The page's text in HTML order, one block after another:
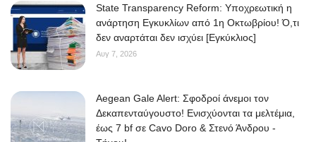
State Transparency Reform: Υποχρεωτική η
ανάρτηση Εγκυκλίων από 1η Οκτωβρίου! Ό,τι
δεν αναρτάται δεν ισχύει [Εγκύκλιος]
Αυγ 7, 2026
Aegean Gale Alert: Σφοδροί άνεμοι τον
Δεκαπενταύγουστο! Ενισχύονται τα μελτέμια,
έως 7 bf σε Cavo Doro & Στενό Άνδρου -